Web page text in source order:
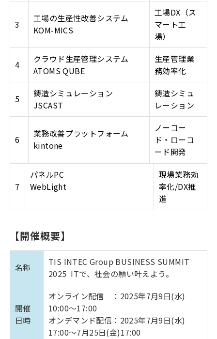
3
工場の生産性改善システム
KOM-MICS
工場DX（ス
マート工
場）
4
クラウド生産管理システム
ATOMS QUBE
生産管理業
務効率化
5
鋳造シミュレーション
JSCAST
鋳造シミュ
レーション
6
業務改善プラットフォーム
kintone
ノーコー
ド・ローコ
ード開発
7
パネルPC
WebLight
現場業務効
率化/DX推
進
【開催概要】
名称
TIS INTEC Group BUSINESS SUMMIT
2025 ITで、社会の願い叶えよう。
開催
日時
オンライン配信 ：2025年7月9日(水)
10:00～17:00
オンデマンド配信：2025年7月9日(水)
17:00～7月25日(金)17:00